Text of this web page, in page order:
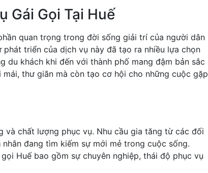
Gái Gọi Tại Huế
quan trọng trong đời sống giải trí của người dân
triển của dịch vụ này đã tạo ra nhiều lựa chọn
du khách khi đến với thành phố mang đậm bản sắc
thư giãn mà còn tạo cơ hội cho những cuộc gặp
chất lượng phục vụ. Nhu cầu gia tăng từ các đối
đang tìm kiếm sự mới mẻ trong cuộc sống.
Huế bao gồm sự chuyên nghiệp, thái độ phục vụ